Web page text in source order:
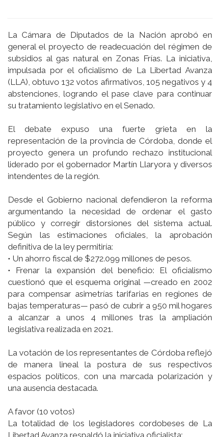
La Cámara de Diputados de la Nación aprobó en
general el proyecto de readecuación del régimen de
subsidios al gas natural en Zonas Frías. La iniciativa,
impulsada por el oficialismo de La Libertad Avanza
(LLA), obtuvo 132 votos afirmativos, 105 negativos y 4
abstenciones, logrando el pase clave para continuar
su tratamiento legislativo en el Senado.
El debate expuso una fuerte grieta en la
representación de la provincia de Córdoba, donde el
proyecto genera un profundo rechazo institucional
liderado por el gobernador Martín Llaryora y diversos
intendentes de la región.
Desde el Gobierno nacional defendieron la reforma
argumentando la necesidad de ordenar el gasto
público y corregir distorsiones del sistema actual.
Según las estimaciones oficiales, la aprobación
definitiva de la ley permitiría:
• Un ahorro fiscal de $272.099 millones de pesos.
• Frenar la expansión del beneficio: El oficialismo
cuestionó que el esquema original —creado en 2002
para compensar asimetrías tarifarias en regiones de
bajas temperaturas— pasó de cubrir a 950 mil hogares
a alcanzar a unos 4 millones tras la ampliación
legislativa realizada en 2021.
La votación de los representantes de Córdoba reflejó
de manera lineal la postura de sus respectivos
espacios políticos, con una marcada polarización y
una ausencia destacada.
A favor (10 votos)
La totalidad de los legisladores cordobeses de La